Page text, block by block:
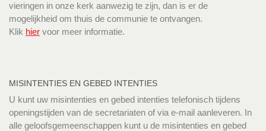
vieringen in onze kerk aanwezig te zijn, dan is er de
mogelijkheid om thuis de communie te ontvangen.
Klik hier voor meer informatie.
MISINTENTIES EN GEBED INTENTIES
U kunt uw misintenties en gebed intenties telefonisch tijdens
openingstijden van de secretariaten of via e-mail aanleveren. In
alle geloofsgemeenschappen kunt u de misintenties en gebed